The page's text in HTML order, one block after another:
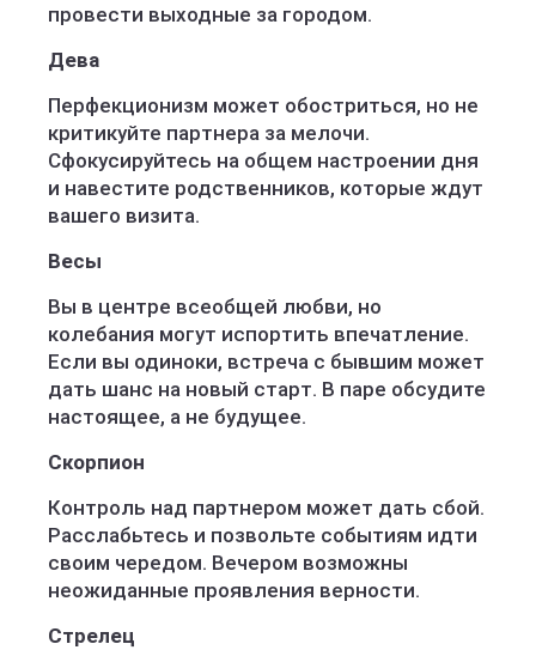
провести выходные за городом.
Дева
Перфекционизм может обостриться, но не
критикуйте партнера за мелочи.
Сфокусируйтесь на общем настроении дня
и навестите родственников, которые ждут
вашего визита.
Весы
Вы в центре всеобщей любви, но
колебания могут испортить впечатление.
Если вы одиноки, встреча с бывшим может
дать шанс на новый старт. В паре обсудите
настоящее, а не будущее.
Скорпион
Контроль над партнером может дать сбой.
Расслабьтесь и позвольте событиям идти
своим чередом. Вечером возможны
неожиданные проявления верности.
Стрелец